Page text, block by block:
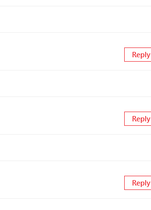
Reply
Reply
Reply